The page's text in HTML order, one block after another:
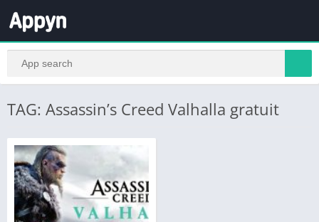
TAG: Assassin’s Creed Valhalla gratuit